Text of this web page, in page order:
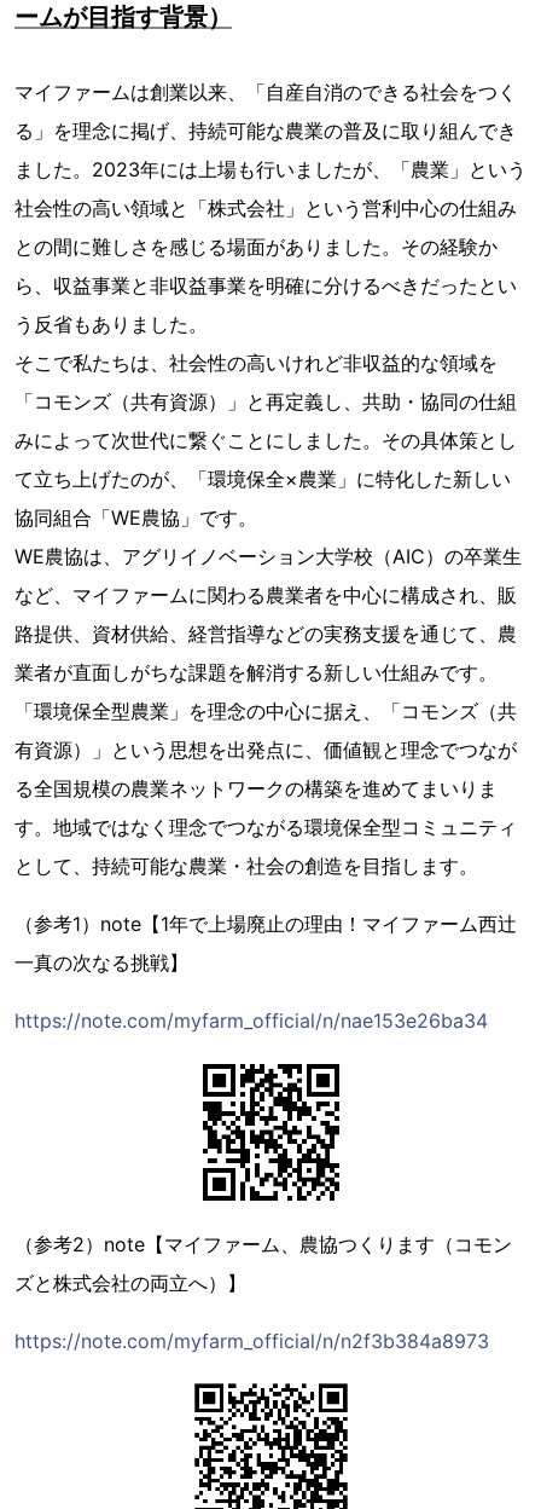
ームが目指す背景）
マイファームは創業以来、「自産自消のできる社会をつく
る」を理念に掲げ、持続可能な農業の普及に取り組んでき
ました。2023年には上場も行いましたが、「農業」という
社会性の高い領域と「株式会社」という営利中心の仕組み
との間に難しさを感じる場面がありました。その経験か
ら、収益事業と非収益事業を明確に分けるべきだったとい
う反省もありました。
そこで私たちは、社会性の高いけれど非収益的な領域を
「コモンズ（共有資源）」と再定義し、共助・協同の仕組
みによって次世代に繋ぐことにしました。その具体策とし
て立ち上げたのが、「環境保全×農業」に特化した新しい
協同組合「WE農協」です。
WE農協は、アグリイノベーション大学校（AIC）の卒業生
など、マイファームに関わる農業者を中心に構成され、販
路提供、資材供給、経営指導などの実務支援を通じて、農
業者が直面しがちな課題を解消する新しい仕組みです。
「環境保全型農業」を理念の中心に据え、「コモンズ（共
有資源）」という思想を出発点に、価値観と理念でつなが
る全国規模の農業ネットワークの構築を進めてまいりま
す。地域ではなく理念でつながる環境保全型コミュニティ
として、持続可能な農業・社会の創造を目指します。
（参考1）note【1年で上場廃止の理由！マイファーム西辻
一真の次なる挑戦】
https://note.com/myfarm_official/n/nae153e26ba34
（参考2）note【マイファーム、農協つくります（コモン
ズと株式会社の両立へ）】
https://note.com/myfarm_official/n/n2f3b384a8973